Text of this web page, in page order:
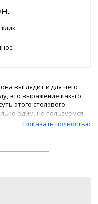
клик
выглядит и для чего
это выражение как-то
этого столового
едим, но пользуемся
ложки как столовые,
несколько различных
имеется
Показать полностью